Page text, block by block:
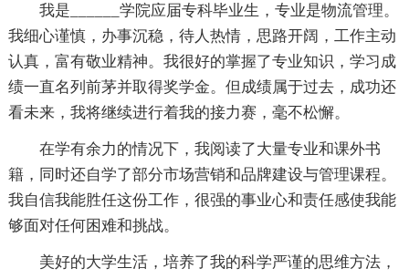
我是______学院应届专科毕业生，专业是物流管理。
我细心谨慎，办事沉稳，待人热情，思路开阔，工作主动
认真，富有敬业精神。我很好的掌握了专业知识，学习成
绩一直名列前茅并取得奖学金。但成绩属于过去，成功还
看未来，我将继续进行着我的接力赛，毫不松懈。
在学有余力的情况下，我阅读了大量专业和课外书
籍，同时还自学了部分市场营销和品牌建设与管理课程。
我自信我能胜任这份工作，很强的事业心和责任感使我能
够面对任何困难和挑战。
美好的大学生活，培养了我的科学严谨的思维方法，